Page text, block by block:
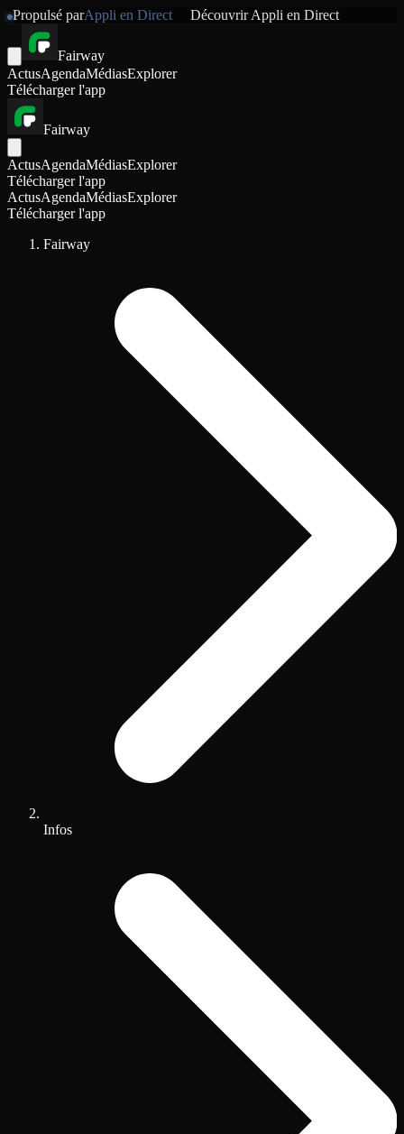
Propulsé parAppli en Direct DécouvrirAppli en Direct
Fairway
ActusAgendaMédiasExplorer
Télécharger l'app
Fairway
ActusAgendaMédiasExplorer
Télécharger l'app
ActusAgendaMédiasExplorer
Télécharger l'app
Fairway
Infos